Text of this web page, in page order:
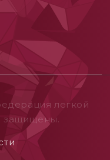
легкой
защищены.